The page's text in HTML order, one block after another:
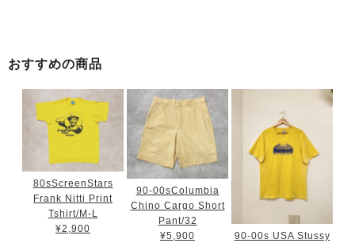
おすすめの商品
80sScreenStars
Frank Nitti Print
Tshirt/M-L
¥2,900
90-00sColumbia
Chino Cargo Short
Pant/32
¥5,900
90-00s USA Stussy